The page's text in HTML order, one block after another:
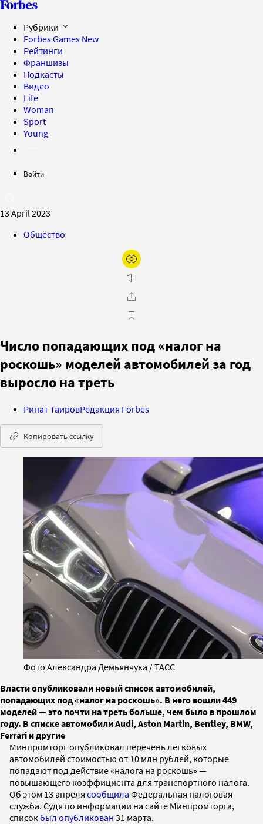
Рубрики
Forbes Games New
Рейтинги
Франшизы
Подкасты
Видео
Life
Woman
Sport
Young
Войти
13 April 2023
Общество
Число попадающих под «налог на
роскошь» моделей автомобилей за год
выросло на треть
Ринат ТаировРедакция Forbes
Копировать ссылку
Фото Александра Демьянчука / ТАСС
Власти опубликовали новый список автомобилей,
попадающих под «налог на роскошь». В него вошли 449
моделей — это почти на треть больше, чем было в прошлом
году. В списке автомобили Audi, Aston Martin, Bentley, BMW,
Ferrari и другие
Минпромторг опубликовал перечень легковых
автомобилей стоимостью от 10 млн рублей, которые
попадают под действие «налога на роскошь» —
повышающего коэффициента для транспортного налога.
Об этом 13 апреля сообщила Федеральная налоговая
служба. Судя по информации на сайте Минпромторга,
списокбыл опубликован 31 марта.